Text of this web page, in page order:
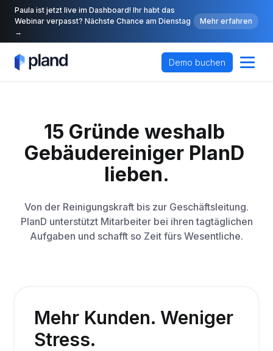
Paula ist jetzt live im Dashboard! Ihr habt das
Webinar verpasst? Nächste Chance am Dienstag
→
Mehr erfahren
Demo buchen
15 Gründe weshalb
Gebäudereiniger PlanD
lieben.
Von der Reinigungskraft bis zur Geschäftsleitung.
PlanD unterstützt Mitarbeiter bei ihren tagtäglichen
Aufgaben und schafft so Zeit fürs Wesentliche.
Mehr Kunden. Weniger
Stress.